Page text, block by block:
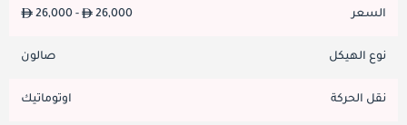
السعر 26,000 - 26,000
نوع الهيكل صالون
نقل الحركة اوتوماتيك